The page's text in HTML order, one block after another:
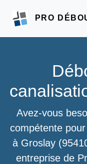
PRO
Avez-vous
compétente
à Groslay
entreprise de